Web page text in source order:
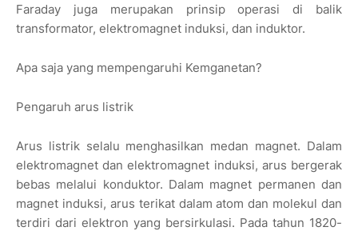
Faraday juga merupakan prinsip operasi di balik
transformator, elektromagnet induksi, dan induktor.
Apa saja yang mempengaruhi Kemganetan?
Pengaruh arus listrik
Arus listrik selalu menghasilkan medan magnet. Dalam
elektromagnet dan elektromagnet induksi, arus bergerak
bebas melalui konduktor. Dalam magnet permanen dan
magnet induksi, arus terikat dalam atom dan molekul dan
terdiri dari elektron yang bersirkulasi. Pada tahun 1820-